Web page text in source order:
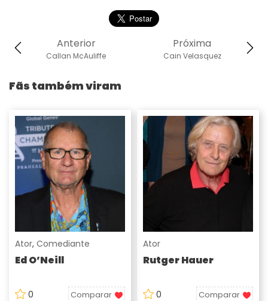
Próxima
Cain Velasquez
Anterior
Callan McAuliffe
Fãs também viram
Ator, Comediante
Ed O’Neill
0 Comparar
Ator
Rutger Hauer
0 Comparar